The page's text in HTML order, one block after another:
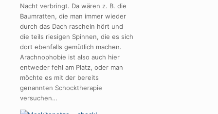
Nacht verbringt. Da wären z. B. die
Baumratten, die man immer wieder
durch das Dach rascheln hört und
die teils riesigen Spinnen, die es sich
dort ebenfalls gemütlich machen.
Arachnophobie ist also auch hier
entweder fehl am Platz, oder man
möchte es mit der bereits
genannten Schocktherapie
versuchen…